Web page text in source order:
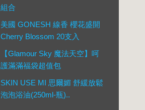
組合
美國 GONESH 線香 櫻花盛開
Cherry Blossom 20支入
【Glamour Sky 魔法天空】呵
護滿滿福袋超值包
SKIN USE MI 思爾媚 舒緩放鬆
泡泡浴油(250ml-瓶)..